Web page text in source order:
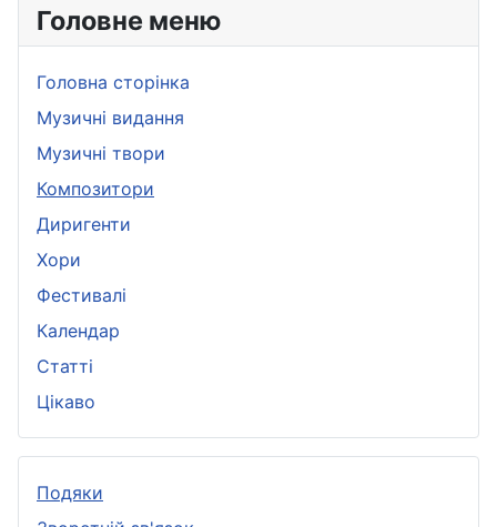
Головне меню
Головна сторінка
Музичні видання
Музичні твори
Композитори
Диригенти
Хори
Фестивалі
Календар
Статті
Цікаво
Подяки